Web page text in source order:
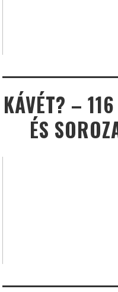
KÁVÉT? –
ÉS